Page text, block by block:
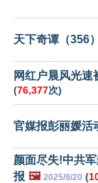
天下奇谭（356
网红户晨风光速
(76,377次)
官媒报彭丽媛活
颜面尽失!中共
报 🖼️ 2025/9/20 (